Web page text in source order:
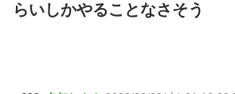
らいしかやることなさそう